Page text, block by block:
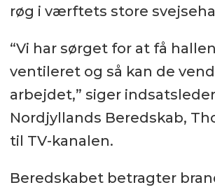
røg i værftets store
“Vi har sørget for at få
ventileret og så kan de
arbejdet,” siger
Nordjyllands Beredskab,
til TV-kanalen.
Beredskabet betragter